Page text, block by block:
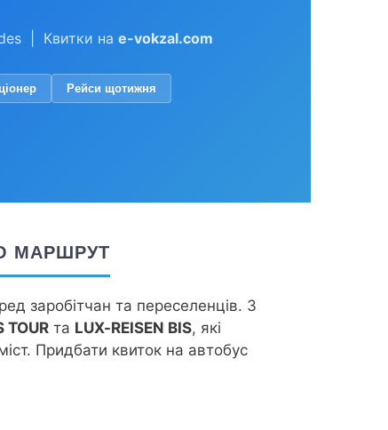
| Квитки на e-vokzal.com
Рейси щотижня
МАРШРУТ
заробітчан та переселенців. З
TOUR та LUX-REISEN BIS, які
Придбати квиток на автобус